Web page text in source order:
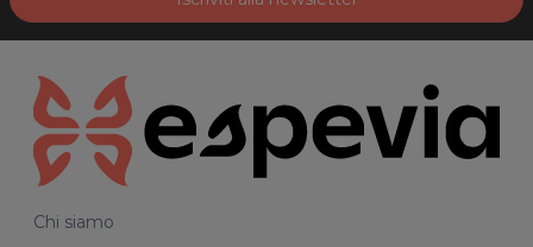
Chi siamo